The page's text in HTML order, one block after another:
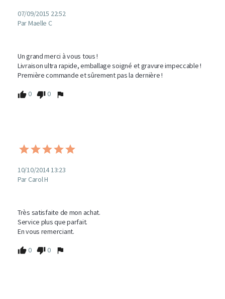
07/09/2015 22:52
Par Maelle C
Un grand merci à vous tous !
Livraison ultra rapide, emballage soigné et gravure impeccable !
Première commande et sûrement pas la dernière !
0 0
10/10/2014 13:23
Par Carol H
Très satisfaite de mon achat.
Service plus que parfait.
En vous remerciant.
0 0